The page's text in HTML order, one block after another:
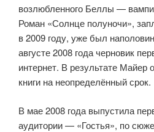
возлюбленного Беллы —
Роман «Солнце полуночи»,
в 2009 году, уже был
августе 2008 года черновик
интернет. В результате Майер
книги на неопределённый срок.
В мае 2008 года выпустила
аудитории — «Гостья», по